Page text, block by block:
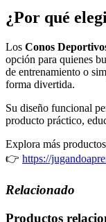
¿Por qué
Los Conos
opción para quienes
de entrenamiento o
forma divertida.
Su diseño funcional
producto práctico,
Explora más
👉 https://
Relacionado
Productos